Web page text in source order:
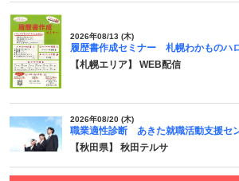
2026年08/13 (木)
履歴書作成セミナー 札幌わかものハ
【札幌エリア】 WEB配信
2026年08/20 (木)
職業適性診断 あきた就職活動支援セ
【秋田県】 秋田テルサ